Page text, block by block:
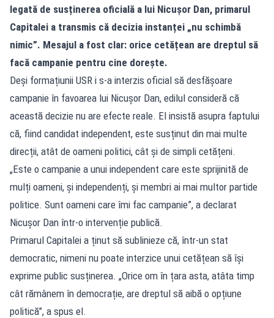
legată de susținerea oficială a lui Nicușor Dan, primarul
Capitalei a transmis că decizia instanței „nu schimbă
nimic”. Mesajul a fost clar: orice cetățean are dreptul să
facă campanie pentru cine dorește.
Deși formațiunii USR i s-a interzis oficial să desfășoare
campanie în favoarea lui Nicușor Dan, edilul consideră că
această decizie nu are efecte reale. El insistă asupra faptului
că, fiind candidat independent, este susținut din mai multe
direcții, atât de oameni politici, cât și de simpli cetățeni.
„Este o campanie a unui independent care este sprijinită de
mulți oameni, și independenți, și membri ai mai multor partide
politice. Sunt oameni care îmi fac campanie”, a declarat
Nicușor Dan într-o intervenție publică.
Primarul Capitalei a ținut să sublinieze că, într-un stat
democratic, nimeni nu poate interzice unui cetățean să își
exprime public susținerea. „Orice om în țara asta, atâta timp
cât rămânem în democrație, are dreptul să aibă o opțiune
politică”, a spus el.